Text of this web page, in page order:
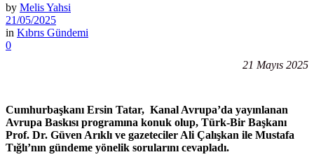
by Melis Yahsi
21/05/2025
in Kıbrıs Gündemi
0
21 Mayıs 2025
Cumhurbaşkanı Ersin Tatar, Kanal Avrupa’da yayınlanan
Avrupa Baskısı programına konuk olup, Türk-Bir Başkanı
Prof. Dr. Güven Arıklı ve gazeteciler Ali Çalışkan ile Mustafa
Tığlı’nın gündeme yönelik sorularını cevapladı.